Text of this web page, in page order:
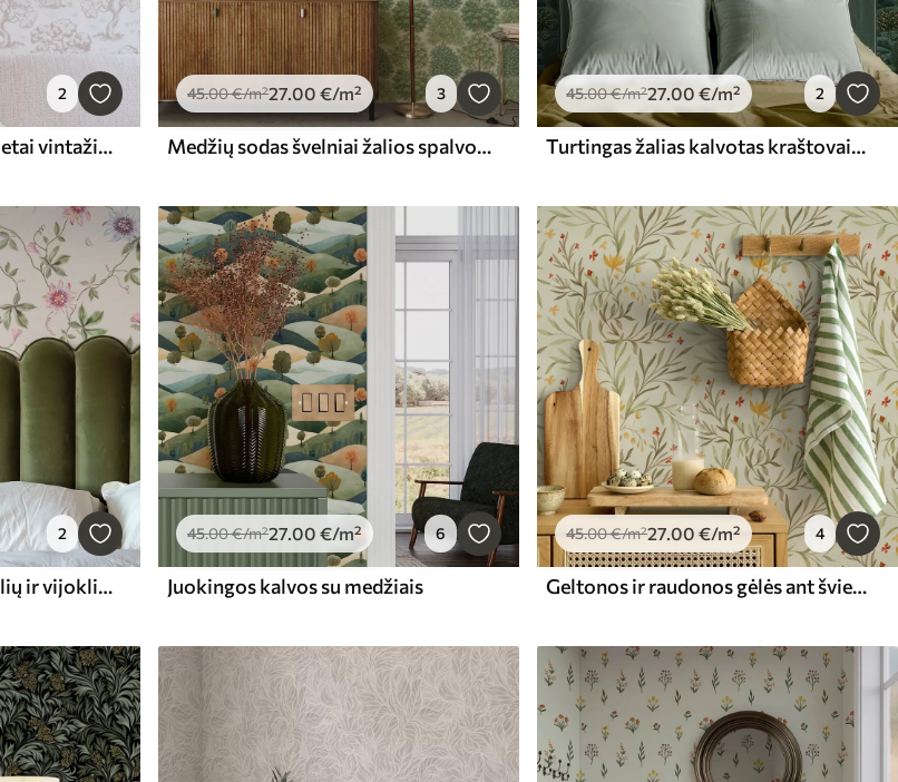
2
Vienspalviai medžių siluetai vintažiniu stiliumi, smėlio spalvos
45.00€/m²27.00 €/m² 3
Medžių sodas švelniai žalios spalvos ant šviesaus fono
45.00€/m²27.00 €/m² 2
Turtingas žalias kalvotas kraštovaizdis su raštuotais medžiais
2
Raštas su egzotiškais gėlių ir vijoklių motyvais
45.00€/m²27.00 €/m² 6
Juokingos kalvos su medžiais
45.00€/m²27.00 €/m² 4
Geltonos ir raudonos gėlės ant šviesiai žalsvo fono